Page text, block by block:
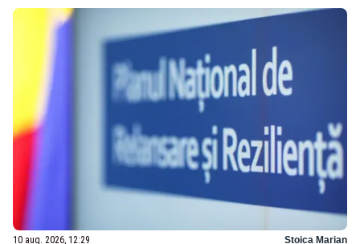
10 aug. 2026, 12:29 Stoica Marian